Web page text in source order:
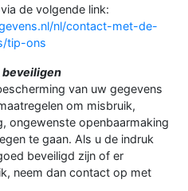
de volgende link:
nl/contact-met-de-
tip-ons
beveiligen
van uw gegevens
om misbruik,
ongewenste openbaarmaking
te gaan. Als u de indruk
beveiligd zijn of er
neem dan contact op met